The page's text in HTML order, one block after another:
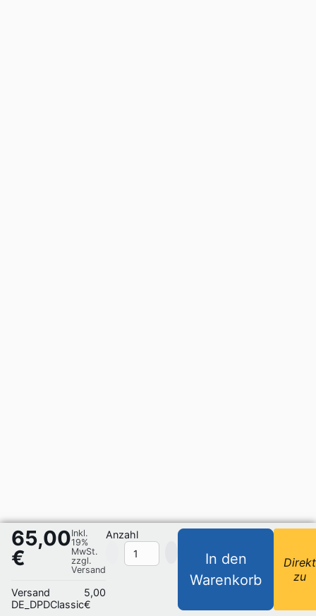
65,00
€
Inkl.
19%
MwSt.
zzgl.
Versand
Versand
DE_DPDClassic
5,00
€
Anzahl
In den
Warenkorb
Direkt
zu